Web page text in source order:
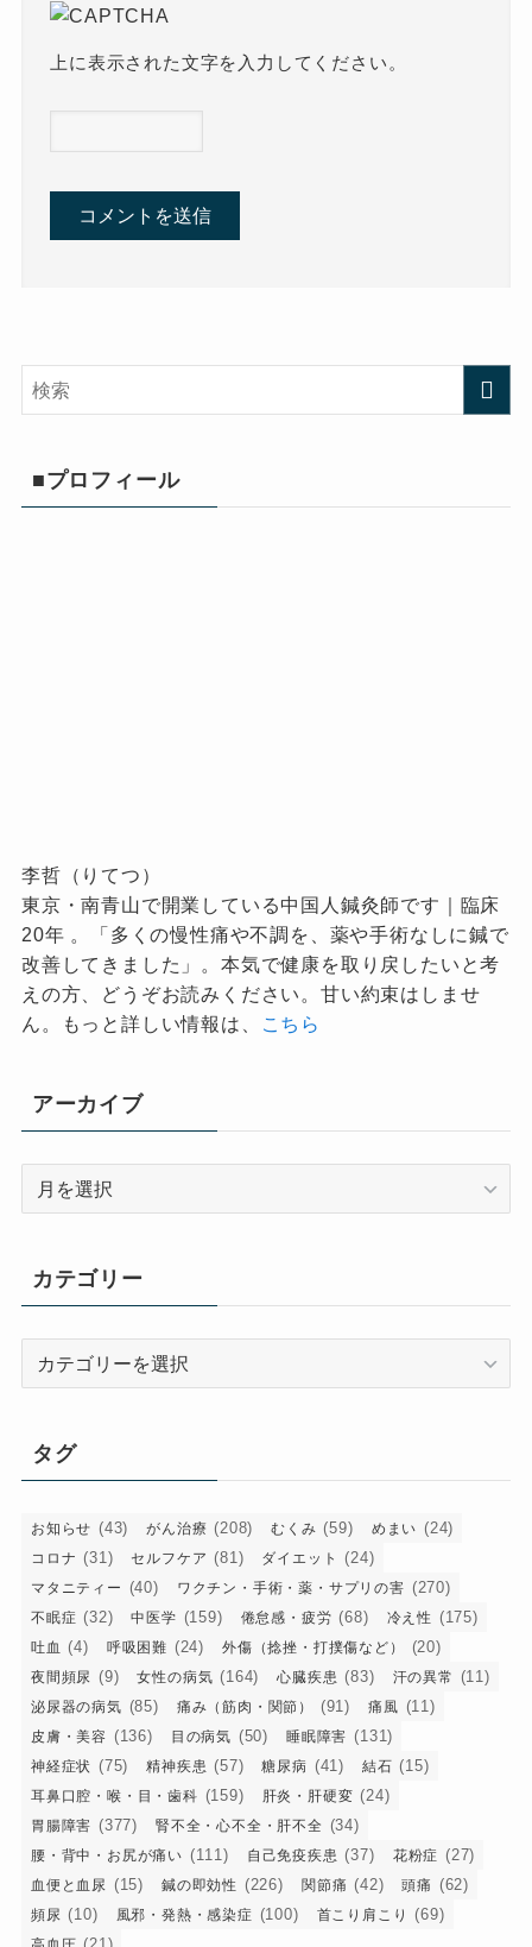
上に表示された文字を入力してください。
■プロフィール
李哲（りてつ）
東京・南青山で開業している中国人鍼灸師です｜臨床
20年 。「多くの慢性痛や不調を、薬や手術なしに鍼で
改善してきました」。本気で健康を取り戻したいと考
えの方、どうぞお読みください。甘い約束はしませ
ん。もっと詳しい情報は、
こちら
アーカイブ
ブ
カテゴリー
ー
タグ
お知らせ (43) がん治療 (208) むくみ (59) めまい (24)
コロナ (31) セルフケア (81) ダイエット (24)
マタニティー (40) ワクチン・手術・薬・サプリの害 (270)
不眠症 (32) 中医学 (159) 倦怠感・疲労 (68) 冷え性 (175)
吐血 (4) 呼吸困難 (24) 外傷（捻挫・打撲傷など） (20)
夜間頻尿 (9) 女性の病気 (164) 心臓疾患 (83) 汗の異常 (11)
泌尿器の病気 (85) 痛み（筋肉・関節） (91) 痛風 (11)
皮膚・美容 (136) 目の病気 (50) 睡眠障害 (131)
神経症状 (75) 精神疾患 (57) 糖尿病 (41) 結石 (15)
耳鼻口腔・喉・目・歯科 (159) 肝炎・肝硬変 (24)
胃腸障害 (377) 腎不全・心不全・肝不全 (34)
腰・背中・お尻が痛い (111) 自己免疫疾患 (37) 花粉症 (27)
血便と血尿 (15) 鍼の即効性 (226) 関節痛 (42) 頭痛 (62)
頻尿 (10) 風邪・発熱・感染症 (100) 首こり肩こり (69)